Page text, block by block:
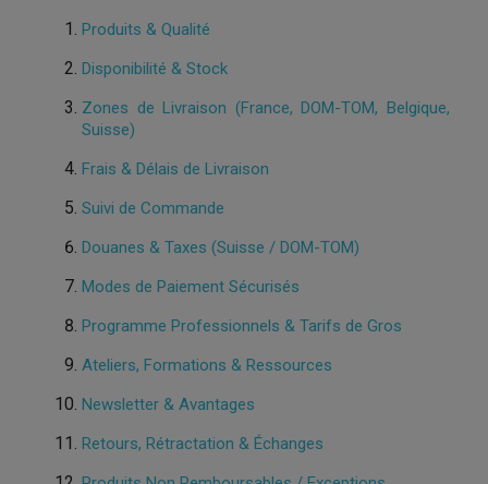
Produits & Qualité
Disponibilité & Stock
Zones de Livraison (France, DOM-TOM, Belgique,
Suisse)
Frais & Délais de Livraison
Suivi de Commande
Douanes & Taxes (Suisse / DOM-TOM)
Modes de Paiement Sécurisés
Programme Professionnels & Tarifs de Gros
Ateliers, Formations & Ressources
Newsletter & Avantages
Retours, Rétractation & Échanges